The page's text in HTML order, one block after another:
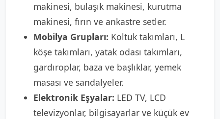
makinesi, bulaşık makinesi, kurutma
makinesi, fırın ve ankastre setler.
Mobilya Grupları: Koltuk takımları, L
köşe takımları, yatak odası takımları,
gardıroplar, baza ve başlıklar, yemek
masası ve sandalyeler.
Elektronik Eşyalar: LED TV, LCD
televizyonlar, bilgisayarlar ve küçük ev